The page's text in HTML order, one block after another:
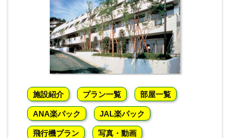
施設紹介 プラン一覧 部屋一覧
ANA楽パック JAL楽パック
飛行機プラン 写真・動画